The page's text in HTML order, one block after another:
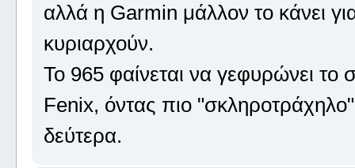
αλλά η Garmin μάλλον το κάνει
κυριαρχούν.
Το 965 φαίνεται να γεφυρώνει το
Fenix, όντας πιο
δεύτερα.